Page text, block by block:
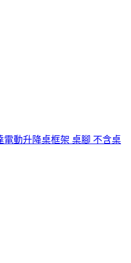
電動升降桌框架 桌腳 不含桌